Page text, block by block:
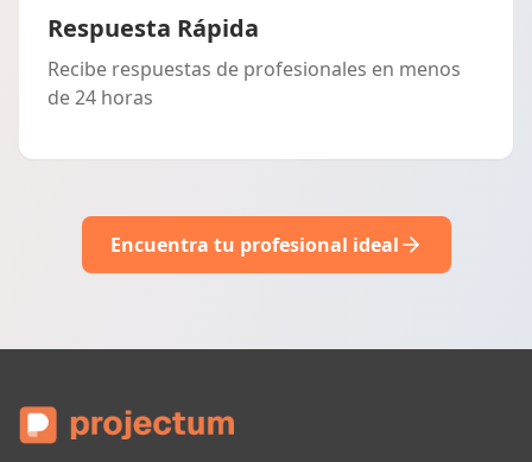
Respuesta Rápida
Recibe respuestas de profesionales en menos
de 24 horas
Encuentra tu profesional ideal